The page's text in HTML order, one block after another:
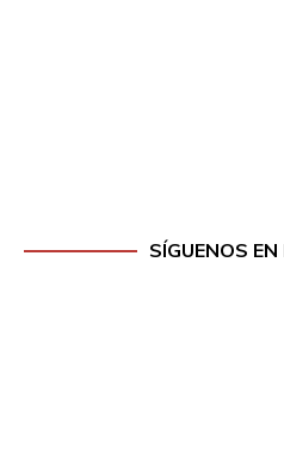
SÍGUENOS